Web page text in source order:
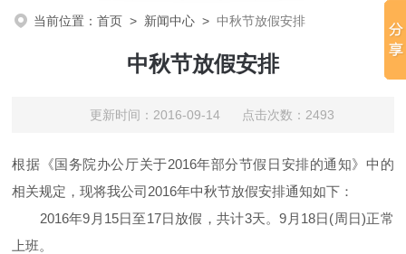
当前位置：首页 > 新闻中心 >中秋节放假安排
中秋节放假安排
更新时间：2016-09-14 点击次数：2493
根据《国务院办公厅关于2016年部分节假日安排的通知》中的
相关规定，现将我公司2016年中秋节放假安排通知如下：
2016年9月15日至17日放假，共计3天。9月18日(周日)正常
上班。